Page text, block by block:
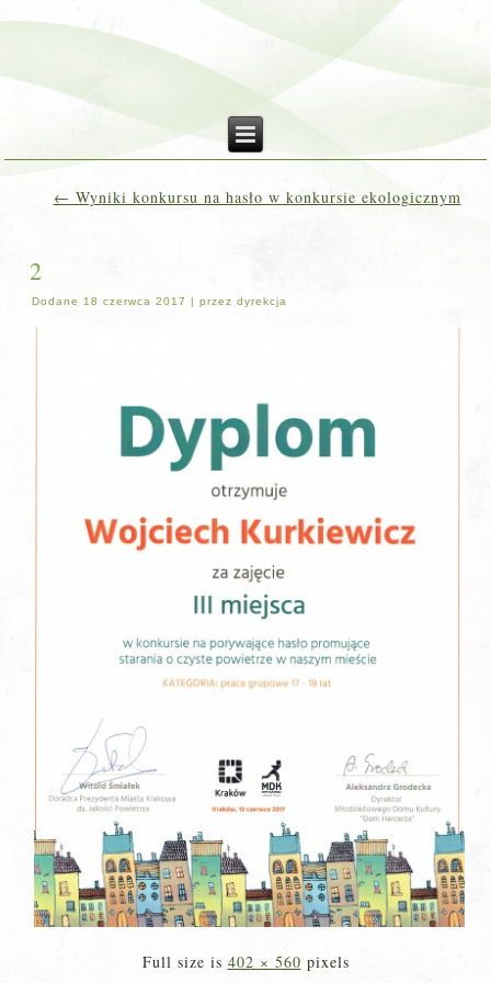
← Wyniki konkursu na hasło w konkursie ekologicznym
2
Dodane 18 czerwca 2017 |przez dyrekcja
Full size is 402 × 560 pixels